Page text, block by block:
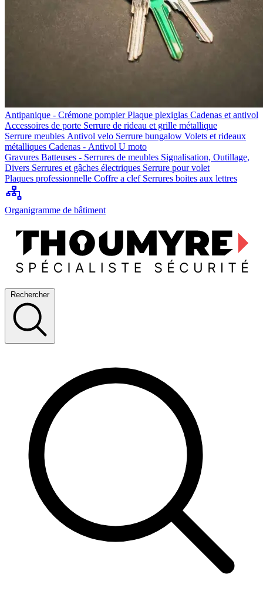
Antipanique - Crémone pompierPlaque plexiglas Cadenas et antivol
Accessoires de porte Serrure de rideau et grille métallique
Serrure meubles Antivol velo Serrure bungalow Volets et rideaux
métalliques Cadenas - Antivol U moto
Gravures Batteuses - Serrures de meubles Signalisation, Outillage,
Divers Serrures et gâches électriques Serrure pour volet
Plaques professionnelle Coffre a clef Serrures boites aux lettres
Organigramme de bâtiment
Rechercher